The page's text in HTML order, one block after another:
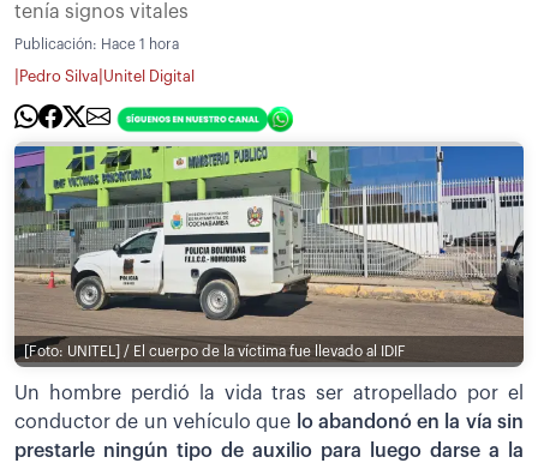
tenía signos vitales
Publicación: Hace 1 hora
Pedro Silva Unitel Digital
[Foto: UNITEL] / El cuerpo de la víctima fue llevado al IDIF
Un hombre perdió la vida tras ser atropellado por el
conductor de un vehículo que lo abandonó en la vía sin
prestarle ningún tipo de auxilio para luego darse a la